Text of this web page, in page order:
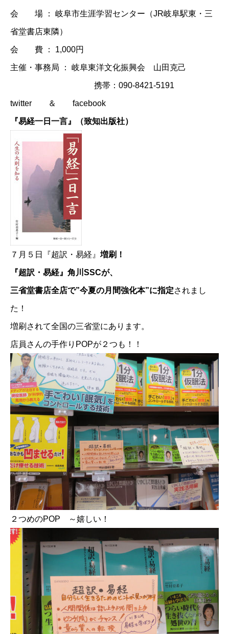
会 場 ： 岐阜市生涯学習センター（JR岐阜駅東・三
省堂書店東隣）
会 費 ： 1,000円
主催・事務局 ： 岐阜東洋文化振興会 山田克己
携帯：090-8421-5191
twitter ＆ facebook
『易経一日一言』（致知出版社）
７月５日『超訳・易経』 増刷！
『超訳・易経』角川SSCが、
三省堂書店全店で”今夏の月間強化本”に指定されまし
た！
増刷されて全国の三省堂にあります。
店員さんの手作りPOPが２つも！！
２つめのPOP ～嬉しい！